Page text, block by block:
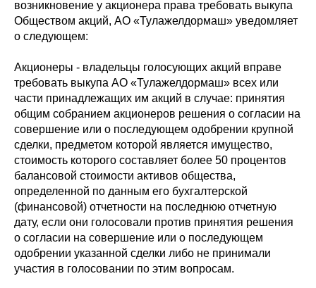
возникновение у акционера права требовать выкупа
Обществом акций, АО «Тулажелдормаш» уведомляет
о следующем:
Акционеры - владельцы голосующих акций вправе
требовать выкупа АО «Тулажелдормаш» всех или
части принадлежащих им акций в случае: принятия
общим собранием акционеров решения о согласии на
совершение или о последующем одобрении крупной
сделки, предметом которой является имущество,
стоимость которого составляет более 50 процентов
балансовой стоимости активов общества,
определенной по данным его бухгалтерской
(финансовой) отчетности на последнюю отчетную
дату, если они голосовали против принятия решения
о согласии на совершение или о последующем
одобрении указанной сделки либо не принимали
участия в голосовании по этим вопросам.